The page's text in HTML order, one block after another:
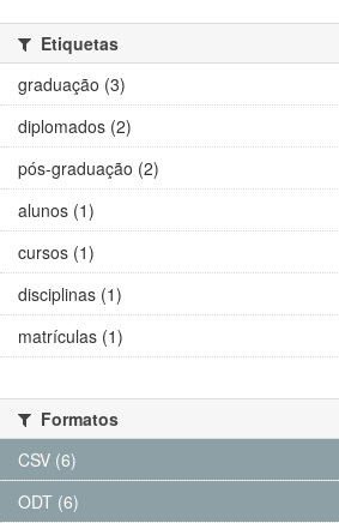
Etiquetas
graduação (3)
diplomados (2)
pós-graduação (2)
alunos (1)
cursos (1)
disciplinas (1)
matrículas (1)
Formatos
CSV (6)
ODT (6)